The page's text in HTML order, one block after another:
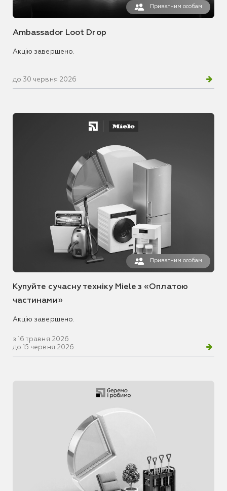
Приватним особам
Ambassador Loot Drop
Акцію завершено.
до 30 червня 2026
Приватним особам
Купуйте сучасну техніку Miele з «Оплатою
частинами»
Акцію завершено.
з 16 травня 2026
до 15 червня 2026